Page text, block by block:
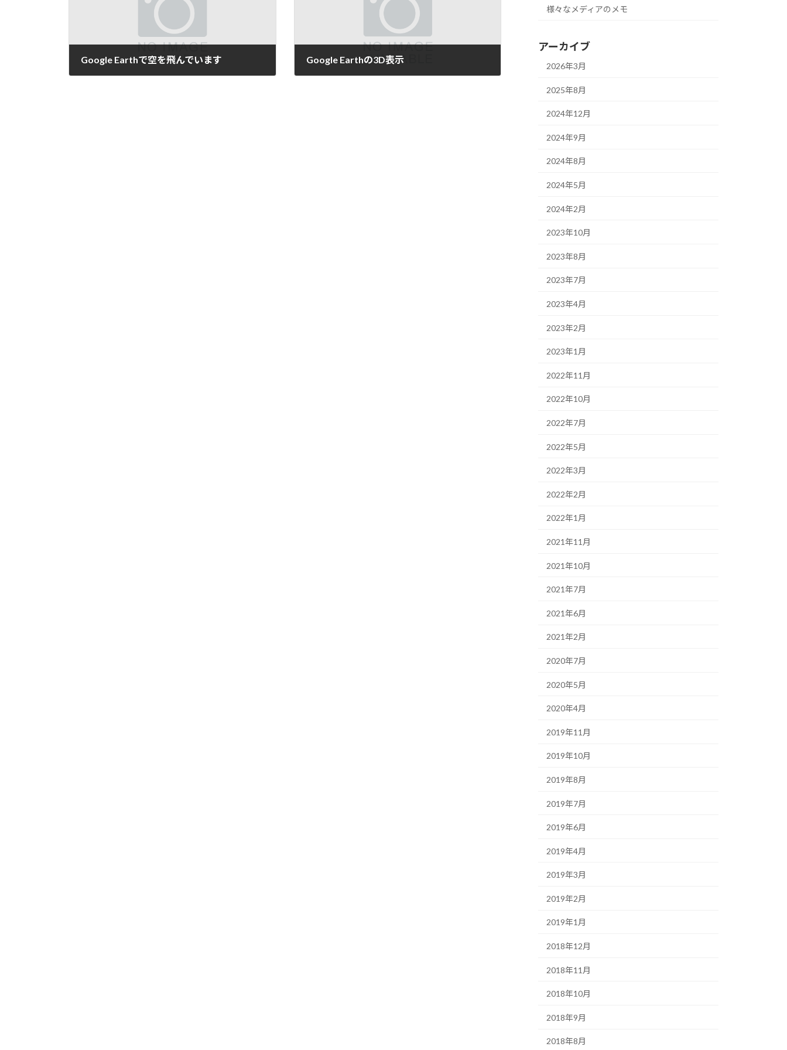
Google Earthで空を飛んでいます Google Earthの3D表示
様々なメディアのメモ
アーカイブ
2026年3月
2025年8月
2024年12月
2024年9月
2024年8月
2024年5月
2024年2月
2023年10月
2023年8月
2023年7月
2023年4月
2023年2月
2023年1月
2022年11月
2022年10月
2022年7月
2022年5月
2022年3月
2022年2月
2022年1月
2021年11月
2021年10月
2021年7月
2021年6月
2021年2月
2020年7月
2020年5月
2020年4月
2019年11月
2019年10月
2019年8月
2019年7月
2019年6月
2019年4月
2019年3月
2019年2月
2019年1月
2018年12月
2018年11月
2018年10月
2018年9月
2018年8月